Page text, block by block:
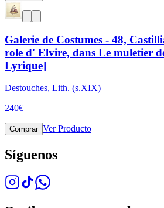
Galerie de Costumes - 48,
role d' Elvire, dans Le muletier
Lyrique]
Destouches, Lith. (s.XIX)
240€
Comprar Ver Producto
Síguenos